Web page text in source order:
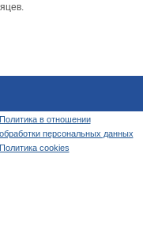
Политика в отношении
обработки персональных данных
Политика cookies